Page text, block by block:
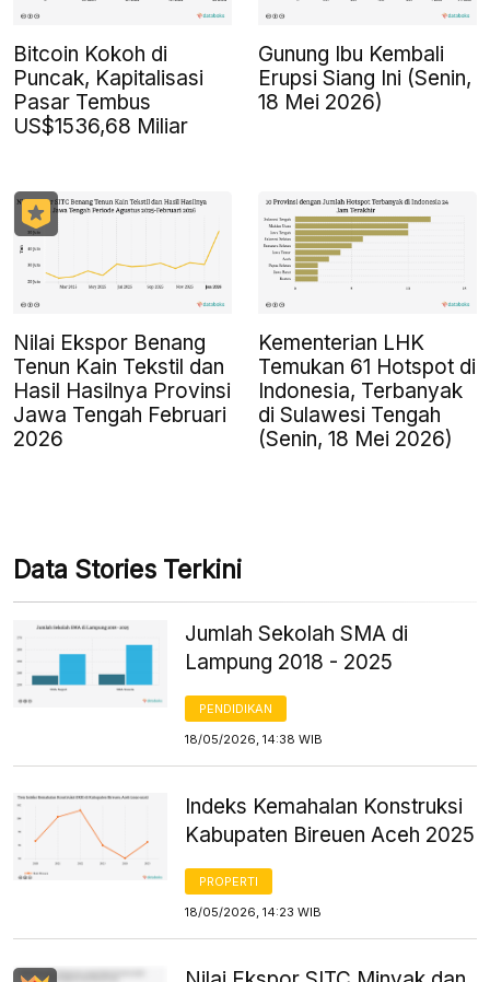
Bitcoin Kokoh di
Puncak, Kapitalisasi
Pasar Tembus
US$1536,68 Miliar
Gunung Ibu Kembali
Erupsi Siang Ini (Senin,
18 Mei 2026)
Nilai Ekspor Benang
Tenun Kain Tekstil dan
Hasil Hasilnya Provinsi
Jawa Tengah Februari
2026
Kementerian LHK
Temukan 61 Hotspot di
Indonesia, Terbanyak
di Sulawesi Tengah
(Senin, 18 Mei 2026)
Data Stories Terkini
Jumlah Sekolah SMA di
Lampung 2018 - 2025
PENDIDIKAN
18/05/2026, 14:38 WIB
Indeks Kemahalan Konstruksi
Kabupaten Bireuen Aceh 2025
PROPERTI
18/05/2026, 14:23 WIB